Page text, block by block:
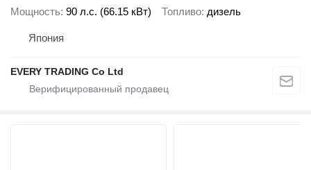
Мощность 90 л.с. (66.15 кВт) Топливо дизель
Япония
EVERY TRADING Co Ltd